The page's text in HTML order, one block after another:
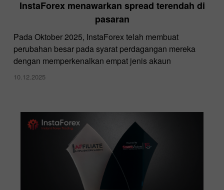
InstaForex menawarkan spread terendah di
pasaran
Pada Oktober 2025, InstaForex telah membuat
perubahan besar pada syarat perdagangan mereka
dengan memperkenalkan empat jenis akaun
10.12.2025